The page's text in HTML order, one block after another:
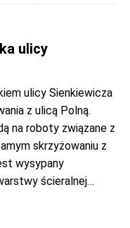
ulicy
ulicy Sienkiewicza
z ulicą Polną.
na roboty związane z
skrzyżowaniu z
wysypany
ścieralnej…